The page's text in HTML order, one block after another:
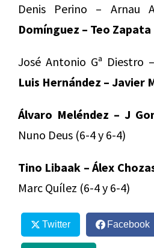
Denis Perino – Arnau
Domínguez – Teo Zapata
José Antonio Gª Diestro
Luis Hernández – Javier
Álvaro Meléndez – J
Nuno Deus (6-4 y 6-4)
Tino Libaak – Álex
Marc Quílez (6-4 y 6-4)
Twitter Facebook